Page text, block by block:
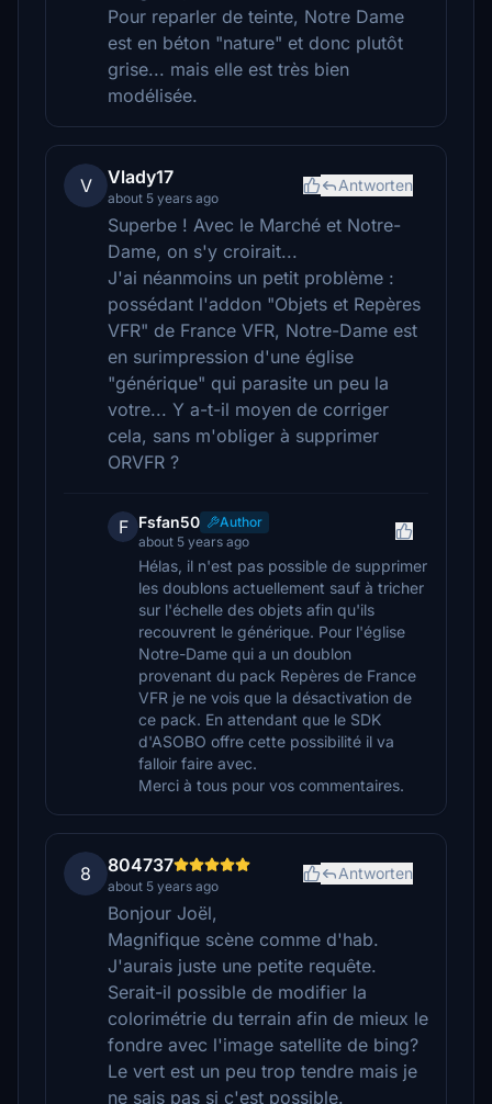
Pour reparler de teinte, Notre Dame
est en béton "nature" et donc plutôt
grise... mais elle est très bien
modélisée.
V Vlady17
about 5 years ago
Antworten
Superbe ! Avec le Marché et Notre-
Dame, on s'y croirait...
J'ai néanmoins un petit problème :
possédant l'addon "Objets et Repères
VFR" de France VFR, Notre-Dame est
en surimpression d'une église
"générique" qui parasite un peu la
votre... Y a-t-il moyen de corriger
cela, sans m'obliger à supprimer
ORVFR ?
F Fsfan50
Author
about 5 years ago
Hélas, il n'est pas possible de supprimer
les doublons actuellement sauf à tricher
sur l'échelle des objets afin qu'ils
recouvrent le générique. Pour l'église
Notre-Dame qui a un doublon
provenant du pack Repères de France
VFR je ne vois que la désactivation de
ce pack. En attendant que le SDK
d'ASOBO offre cette possibilité il va
falloir faire avec.
Merci à tous pour vos commentaires.
8 804737
about 5 years ago
Antworten
Bonjour Joël,
Magnifique scène comme d'hab.
J'aurais juste une petite requête.
Serait-il possible de modifier la
colorimétrie du terrain afin de mieux le
fondre avec l'image satellite de bing?
Le vert est un peu trop tendre mais je
ne sais pas si c'est possible.